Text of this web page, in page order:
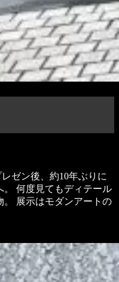
ゼン後、約10年ぶりに
何度見てもディテール
。 展示はモダンアートの